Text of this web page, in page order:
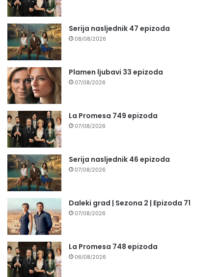
Serija nasljednik 47 epizoda
08/08/2026
Plamen ljubavi 33 epizoda
07/08/2026
La Promesa 749 epizoda
07/08/2026
Serija nasljednik 46 epizoda
07/08/2026
Daleki grad | Sezona 2 | Epizoda 71
07/08/2026
La Promesa 748 epizoda
06/08/2026